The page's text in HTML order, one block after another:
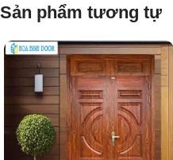
Sản phẩm tương tự